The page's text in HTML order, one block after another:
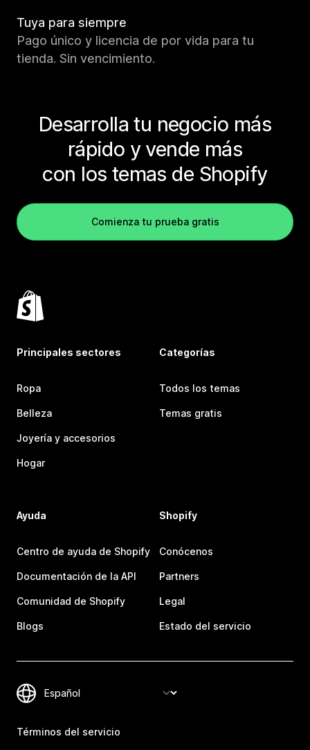
Tuya para siempre
Pago único y licencia de por vida para tu
tienda. Sin vencimiento.
Desarrolla tu negocio más
rápido y vende más
con los temas de Shopify
Comienza tu prueba gratis
Principales sectores
Ropa
Belleza
Joyería y accesorios
Hogar
Categorías
Todos los temas
Temas gratis
Ayuda
Centro de ayuda de Shopify
Documentación de la API
Comunidad de Shopify
Blogs
Shopify
Conócenos
Partners
Legal
Estado del servicio
Términos del servicio